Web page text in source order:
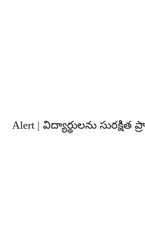
Alert | విద్యార్ధులను